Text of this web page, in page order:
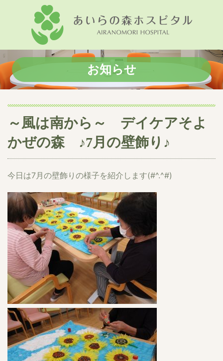
お知らせ
～風は南から～ デイケアそよ
かぜの森 ♪7月の壁飾り♪
今日は7月の壁飾りの様子を紹介します(#^.^#)